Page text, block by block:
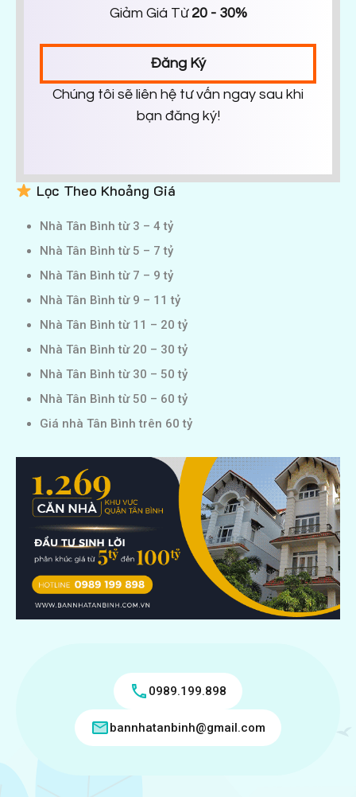
Giảm Giá Từ 20 - 30%
Đăng Ký
Chúng tôi sẽ liên hệ tư vấn ngay sau khi
bạn đăng ký!
Lọc Theo Khoảng Giá
Nhà Tân Bình từ 3 – 4 tỷ
Nhà Tân Bình từ 5 – 7 tỷ
Nhà Tân Bình từ 7 – 9 tỷ
Nhà Tân Bình từ 9 – 11 tỷ
Nhà Tân Bình từ 11 – 20 tỷ
Nhà Tân Bình từ 20 – 30 tỷ
Nhà Tân Bình từ 30 – 50 tỷ
Nhà Tân Bình từ 50 – 60 tỷ
Giá nhà Tân Bình trên 60 tỷ
0989.199.898
bannhatanbinh@gmail.com